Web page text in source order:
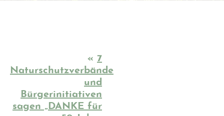
« 7
Naturschutzverbände
und
Bürgerinitiativen
sagen „DANKE für